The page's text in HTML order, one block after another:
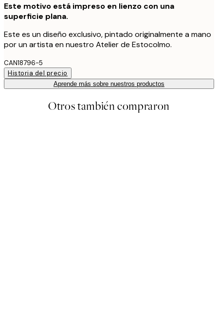
Este motivo está impreso en lienzo con una
superficie plana.
Este es un diseño exclusivo, pintado originalmente a mano
por un artista en nuestro Atelier de Estocolmo.
CAN18796-5
Historia del precio
Aprende más sobre nuestros productos
Otros también compraron